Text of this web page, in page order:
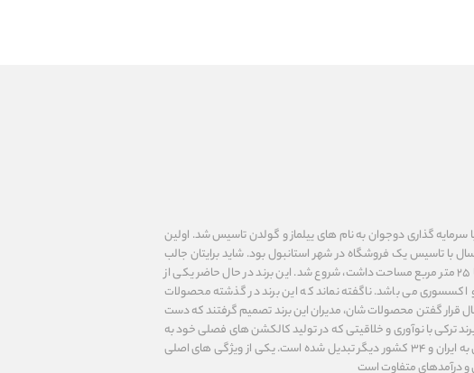
۱۹۹۸، یعنی حدود ۲۵ سال پیش با سرمایه گذاری دوجوان به نام های ییلماز و گولدن تاسیس شد. اولین
با تاسیس یک فروشگاه در شهر استانبول بود. شاید برایتان جالب
باشد که کار این برند در یک فروشگاه کوچک که تنها ۲۵ متر مربع مساحت داشت، شروع شد. این برند در حال حاضر یکی از
اکسسوری می باشد. ناگفته نماند که این برند در گذشته محصولات
قرار گفتن محصولات شان، مدیران این برند تصمیم گرفتند که دست
برند ترکی با نوآوری ‌و خلاقیتی که در تولید کالکشن های فصلی خود به
خرج می‌دهد به یکی از محبوب‌ترین برندهای وارداتی به ایران و ۳۴ کشور دیگر تبدیل شده‌ است. یکی از ویژگی های اصلی
و درآمدهای متفاوت است